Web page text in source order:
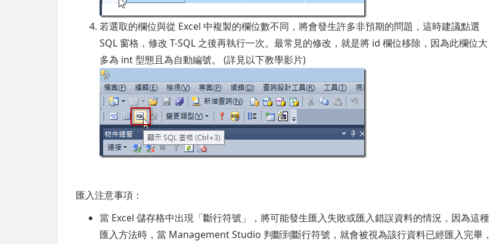
若選取的欄位與從 Excel 中複製的欄位數不同，將會發生許多非預期的問題，這時建議點選
SQL 窗格，修改 T-SQL 之後再執行一次。最常見的修改，就是將 id 欄位移除，因為此欄位大
多為 int 型態且為自動編號。 (詳見以下教學影片)
匯入注意事項：
當 Excel 儲存格中出現「斷行符號」，將可能發生匯入失敗或匯入錯誤資料的情況，因為這種
匯入方法時，當 Management Studio 判斷到斷行符號，就會被視為該行資料已經匯入完畢，